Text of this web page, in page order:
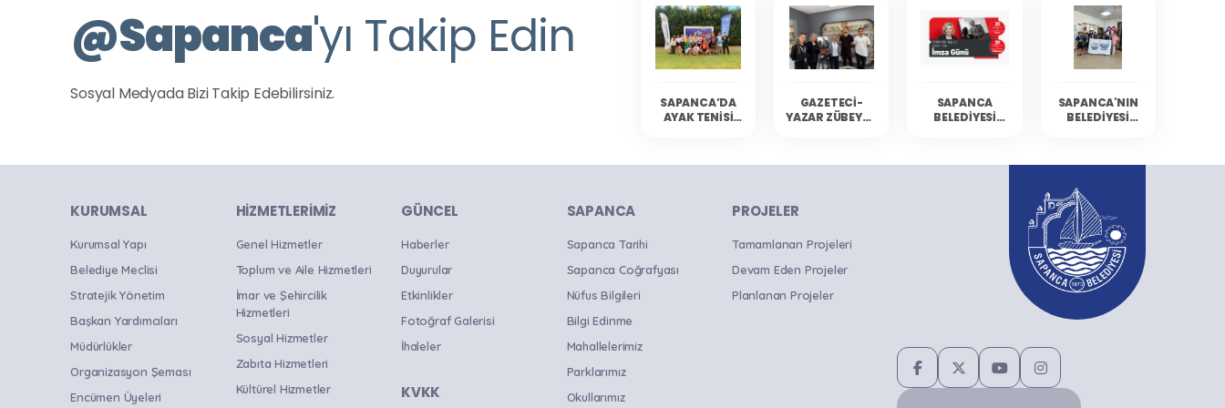
Panel
Program
Spor
Panayır
Şölen
Tanıtım Toplantısı
Tiyatro
Tören
@Sapanca'yı Takip Edin
Sosyal Medyada Bizi Takip Edebilirsiniz.
SAPANCA’DA
AYAK TENISI
GAZETECI-
YAZAR ZÜBEYDE
SAPANCA
BELEDIYESI
SAPANCA'NIN
BELEDIYESI
KURUMSAL
Kurumsal Yapı
Belediye Meclisi
Stratejik Yönetim
Başkan Yardımcıları
Müdürlükler
Organizasyon Şeması
Encümen Üyeleri
HIZMETLERIMIZ
Genel Hizmetler
Toplum ve Aile Hizmetleri
İmar ve Şehircilik
Hizmetleri
Sosyal Hizmetler
Zabıta Hizmetleri
Kültürel Hizmetler
GÜNCEL
Haberler
Duyurular
Etkinlikler
Fotoğraf Galerisi
İhaleler
KVKK
SAPANCA
Sapanca Tarihi
Sapanca Coğrafyası
Nüfus Bilgileri
Bilgi Edinme
Mahallelerimiz
Parklarımız
Okullarımız
PROJELER
Tamamlanan Projeleri
Devam Eden Projeler
Planlanan Projeler